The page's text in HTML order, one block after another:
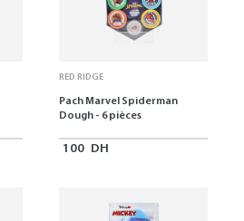
RED RIDGE
Pach Marvel Spiderman
Dough - 6 pièces
100 DH